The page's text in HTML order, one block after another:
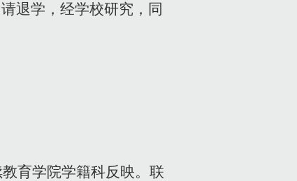
退学，经学校研究，同
育学院学籍科反映。联